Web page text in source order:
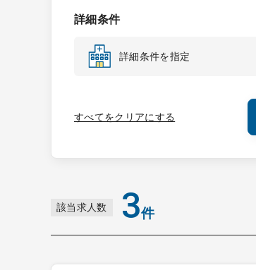
詳細条件
詳細条件を指定
すべてをクリアにする
該当求人数 3件